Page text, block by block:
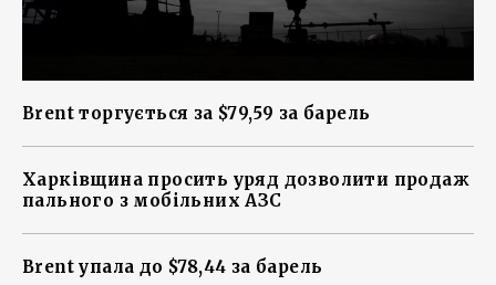
Brent торгується за $79,59 за барель
Харківщина просить уряд дозволити продаж
пального з мобільних АЗС
Brent упала до $78,44 за барель